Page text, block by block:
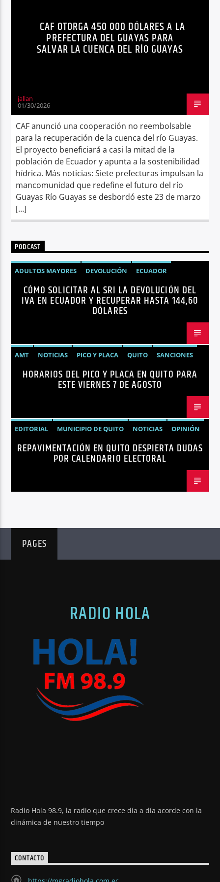
Radio holaCAF OTORGA 450 000 DÓLARES A LA
PREFECTURA DEL GUAYAS PARA
SALVAR LA CUENCA DEL RÍO GUAYAS
jallan
01/30/2026
CAF anunció una cooperación no reembolsable
para la recuperación de la cuenca del río Guayas.
El proyecto beneficiará a casi la mitad de la
población de Ecuador y apunta a la sostenibilidad
hídrica. Más noticias: Siete prefecturas impulsan la
mancomunidad que redefine el futuro del río
Guayas Río Guayas se desbordó este 23 de marzo
[…]
PODCAST
ADULTOS MAYORES DEVOLUCIÓN
ECUADOR
NEGOCIOS
NOTICIAS PERSONAS CON DISCAPACIDAD
CÓMO SOLICITAR AL SRI LA DEVOLUCIÓN DEL
IVA EN ECUADOR Y RECUPERAR HASTA 144,60
DÓLARES
AMT NOTICIAS PICO Y PLACA QUITO SANCIONES
HORARIOS DEL PICO Y PLACA EN QUITO PARA
ESTE VIERNES 7 DE AGOSTO
EDITORIAL MUNICIPIO DE QUITO NOTICIAS
OPINIÓN
QUITO
REPAVIMENTACIÓN
REPAVIMENTACIÓN EN QUITO DESPIERTA DUDAS
POR CALENDARIO ELECTORAL
PAGES
RADIO HOLA
Radio Hola 98.9, la radio que crece día a día acorde con la
dinámica de nuestro tiempo
CONTACTO